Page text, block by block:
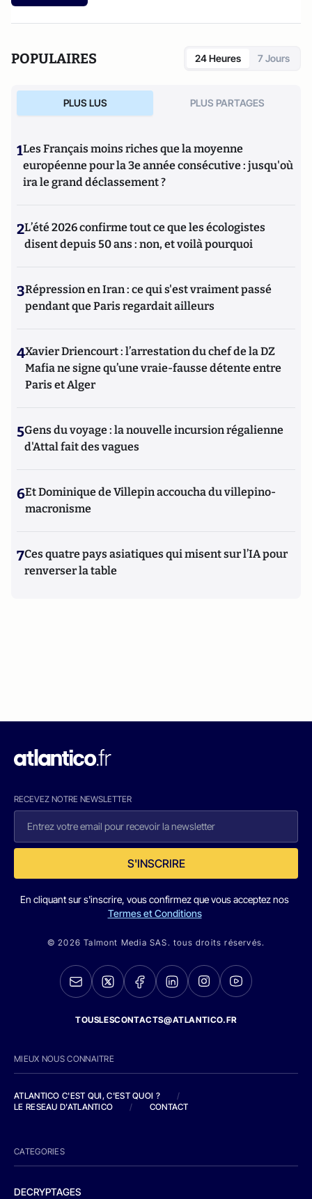
POPULAIRES 24 Heures 7 Jours
PLUS LUS PLUS PARTAGES
1Les Français moins riches que la moyenne
européenne pour la 3e année consécutive : jusqu'où
ira le grand déclassement ?
2L’été 2026 confirme tout ce que les écologistes
disent depuis 50 ans : non, et voilà pourquoi
3Répression en Iran : ce qui s'est vraiment passé
pendant que Paris regardait ailleurs
4Xavier Driencourt : l’arrestation du chef de la DZ
Mafia ne signe qu’une vraie-fausse détente entre
Paris et Alger
5Gens du voyage : la nouvelle incursion régalienne
d'Attal fait des vagues
6Et Dominique de Villepin accoucha du villepino-
macronisme
7Ces quatre pays asiatiques qui misent sur l’IA pour
renverser la table
RECEVEZ NOTRE NEWSLETTER
S'INSCRIRE
En cliquant sur s'inscrire, vous confirmez que vous acceptez nos
Termes et Conditions
© 2026 Talmont Media SAS. tous droits réservés.
TOUSLESCONTACTS@ATLANTICO.FR
MIEUX NOUS CONNAITRE
ATLANTICO C'EST QUI, C'EST QUOI ?
/
LE RESEAU D'ATLANTICO
/ CONTACT
CATEGORIES
DECRYPTAGES